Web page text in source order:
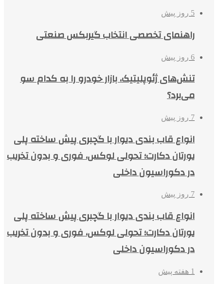
5 روز پیش
راهنمای تخصصی انتخاب گیربکس صنعتی
6 روز پیش
تنش‌های ژئوپلیتیک، بازار خودرو را به کدام سو
می‌برد؟
7 روز پیش
انواع قاب بندی دیوار با گچبری پیش ساخته پلی
یورتان دکارت؛ تحولی لوکس، فوری و بدون تخریب
در دکوراسیون داخلی
7 روز پیش
انواع قاب بندی دیوار با گچبری پیش ساخته پلی
یورتان دکارت؛ تحولی لوکس، فوری و بدون تخریب
در دکوراسیون داخلی
1 هفته پیش